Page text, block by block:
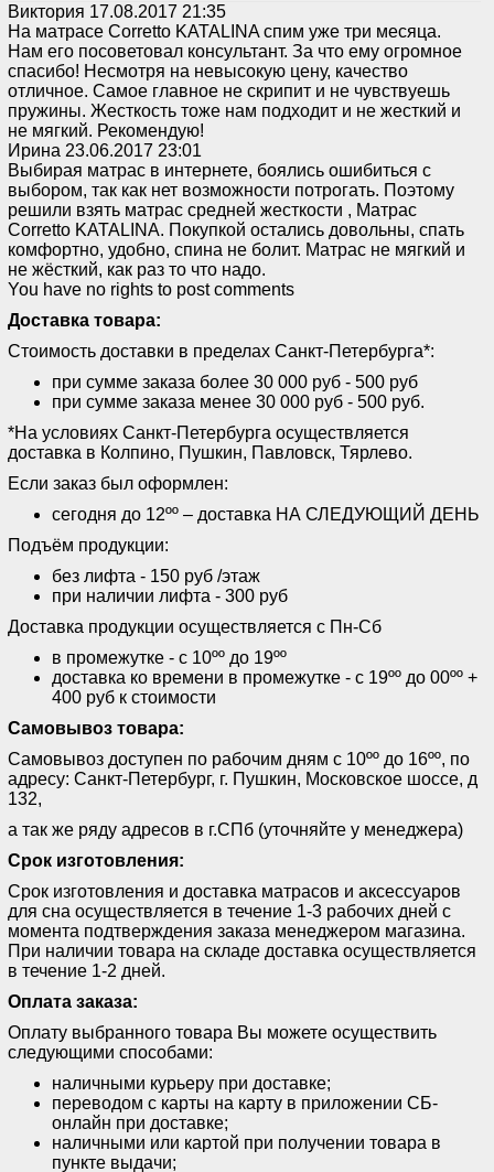
Виктория 17.08.2017 21:35
На матрасе Corretto KATALINA спим уже три месяца.
Нам его посоветовал консультант. За что ему огромное
спасибо! Несмотря на невысокую цену, качество
отличное. Самое главное не скрипит и не чувствуешь
пружины. Жесткость тоже нам подходит и не жесткий и
не мягкий. Рекомендую!
Ирина 23.06.2017 23:01
Выбирая матрас в интернете, боялись ошибиться с
выбором, так как нет возможности потрогать. Поэтому
решили взять матрас средней жесткости , Матрас
Corretto KATALINA. Покупкой остались довольны, спать
комфортно, удобно, спина не болит. Матрас не мягкий и
не жёсткий, как раз то что надо.
You have no rights to post comments
Доставка товара:
Стоимость доставки в пределах Санкт-Петербурга*:
при сумме заказа более 30 000 руб - 500 руб
при сумме заказа менее 30 000 руб - 500 руб.
*На условиях Санкт-Петербурга осуществляется
доставка в Колпино, Пушкин, Павловск, Тярлево.
Если заказ был оформлен:
сегодня до 12ºº – доставка НА СЛЕДУЮЩИЙ ДЕНЬ
Подъём продукции:
без лифта - 150 руб /этаж
при наличии лифта - 300 руб
Доставка продукции осуществляется с Пн-Сб
в промежутке - с 10ºº до 19ºº
доставка ко времени в промежутке - с 19ºº до 00ºº +
400 руб к стоимости
Самовывоз товара:
Самовывоз доступен по рабочим дням с 10ºº до 16ºº, по
адресу: Санкт-Петербург, г. Пушкин, Московское шоссе, д
132,
а так же ряду адресов в г.СПб (уточняйте у менеджера)
Срок изготовления:
Срок изготовления и доставка матрасов и аксессуаров
для сна осуществляется в течение 1-3 рабочих дней с
момента подтверждения заказа менеджером магазина.
При наличии товара на складе доставка осуществляется
в течение 1-2 дней.
Оплата заказа:
Оплату выбранного товара Вы можете осуществить
следующими способами:
наличными курьеру при доставке;
переводом с карты на карту в приложении СБ-
онлайн при доставке;
наличными или картой при получении товара в
пункте выдачи;